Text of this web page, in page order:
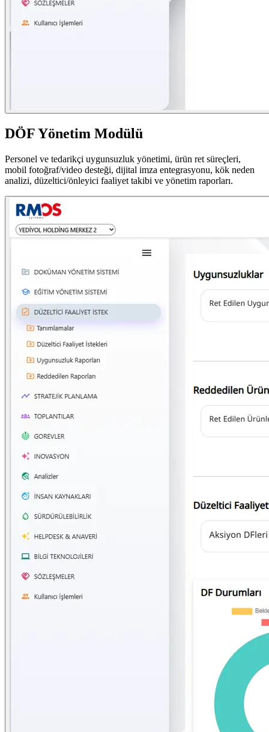
DÖF Yönetim Modülü
Personel ve tedarikçi uygunsuzluk yönetimi, ürün ret süreçleri,
mobil fotoğraf/video desteği, dijital imza entegrasyonu, kök neden
analizi, düzeltici/önleyici faaliyet takibi ve yönetim raporları.